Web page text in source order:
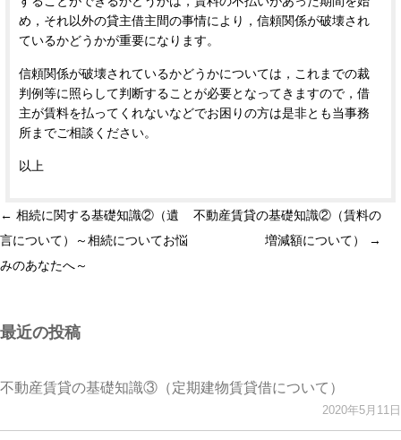
め，それ以外の貸主借主間の事情により，信頼関係が破壊され
ているかどうかが重要になります。
信頼関係が破壊されているかどうかについては，これまでの裁
判例等に照らして判断することが必要となってきますので，借
主が賃料を払ってくれないなどでお困りの方は是非とも当事務
所までご相談ください。
以上
投
稿
ナ
ー
ョ
← 相続に関する基礎知識②（遺
言について）～相続についてお悩
みのあなたへ～
不動産賃貸の基礎知識②（賃料の
増減額について）
→
最近の投稿
不動産賃貸の基礎知識③（定期建物賃貸借について）
2020年5月11日